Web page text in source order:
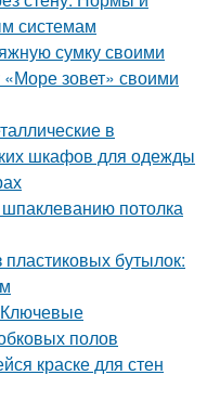
системам
сумку своими
зовет» своими
в
шкафов для одежды
потолка
бутылок:
полов
краске для стен